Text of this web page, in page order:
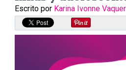
Escrito por Karina Ivonne